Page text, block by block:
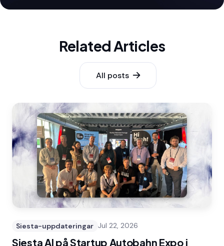
Related Articles
All posts
Siesta-uppdateringar Jul 22, 2026
Siesta AI på Startup Autobahn Expo i